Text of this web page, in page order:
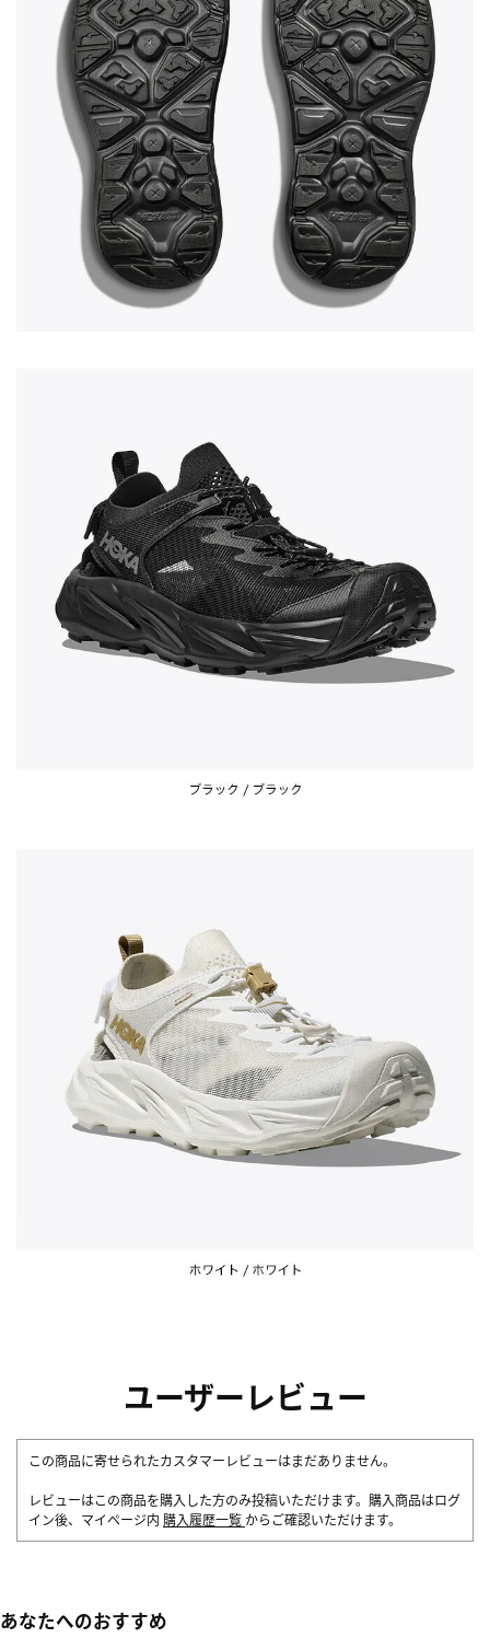
ユーザーレビュー
この商品に寄せられたカスタマーレビューはまだありません。
レビューはこの商品を購入した方のみ投稿いただけます。購入商品はログ
イン後、マイページ内 購入履歴一覧 からご確認いただけます。
あなたへのおすすめ